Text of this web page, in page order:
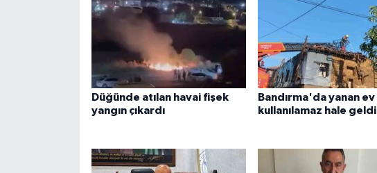
Düğünde atılan havai fişek
yangın çıkardı
Bandırma'da yanan ev
kullanılamaz hale geldi